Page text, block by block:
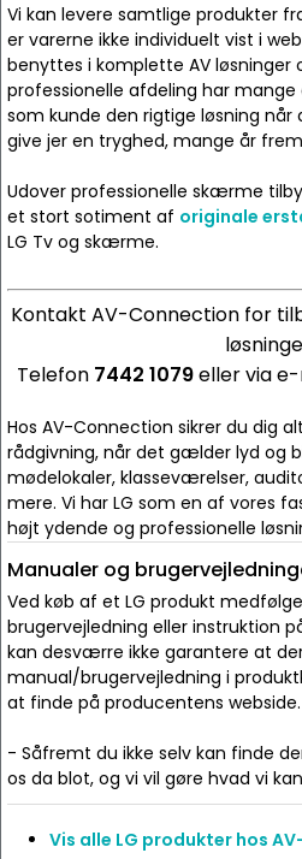
Vi kan levere samtlige produkter
er varerne ikke individuelt vist i
benyttes i komplette AV løsninger
professionelle afdeling har mange
som kunde den rigtige løsning når
give jer en tryghed, mange år
Udover professionelle skærme
et stort sotiment af originale
LG Tv og skærme.
Kontakt AV-Connection for
Telefon 7442 1079eller via
Hos AV-Connection sikrer du dig
rådgivning, når det gælder lyd og
mødelokaler, klasseværelser,
mere. Vi har LG som en af vores
højt ydende og professionelle
Manualer og
Ved køb af et LG produkt
brugervejledning eller instruktion
kan desværre ikke garantere at
manual/brugervejledning i
at finde på producentens webside.
- Såfremt du ikke selv kan finde
os da blot, og vi vil gøre hvad vi
Vis alle LG produkter hos